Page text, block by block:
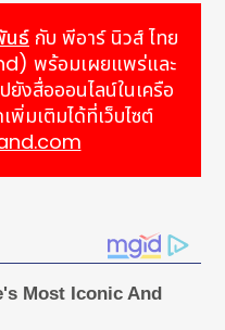
นธ์ กับ พีอาร์ นิวส์ ไทย
พร้อมเผยแพร่และ
ยังสื่อออนไลน์ในเครือ
พิ่มเติมได้ที่เว็บไซต์